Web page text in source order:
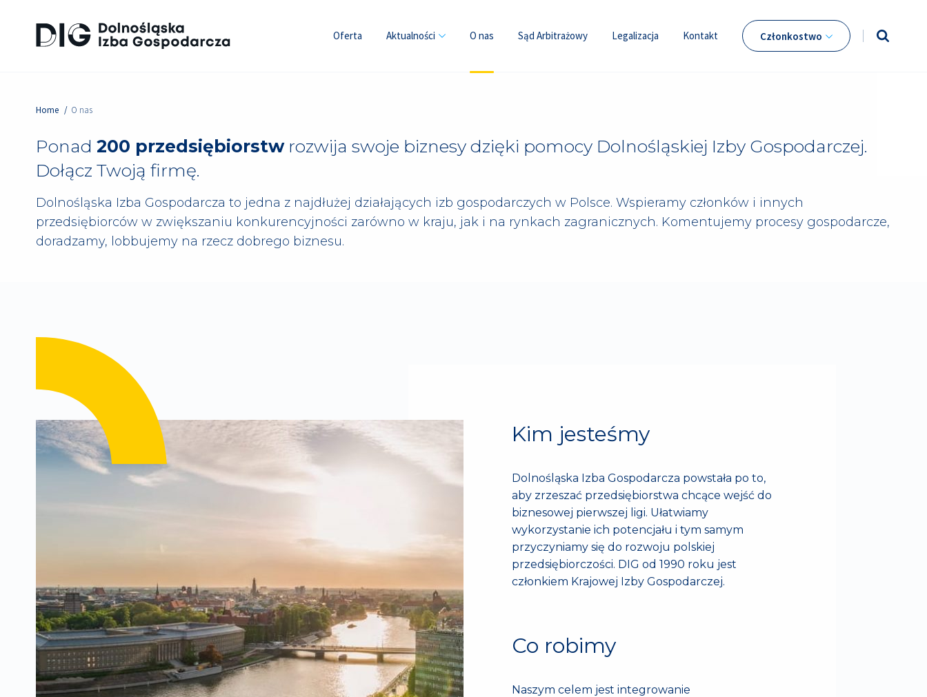
Oferta Aktualności O nas Sąd Arbitrażowy Legalizacja Kontakt Członkostwo
Home O nas
Ponad 200 przedsiębiorstwrozwija swoje biznesy dzięki pomocy Dolnośląskiej Izby Gospodarczej.
Dołącz Twoją firmę.
Dolnośląska Izba Gospodarcza to jedna z najdłużej działających izb gospodarczych w Polsce. Wspieramy członków i innych
przedsiębiorców w zwiększaniu konkurencyjności zarówno w kraju, jak i na rynkach zagranicznych. Komentujemy procesy gospodarcze,
doradzamy, lobbujemy na rzecz dobrego biznesu.
Kim jesteśmy
Dolnośląska Izba Gospodarcza powstała po to,
aby zrzeszać przedsiębiorstwa chcące wejść do
biznesowej pierwszej ligi. Ułatwiamy
wykorzystanie ich potencjału i tym samym
przyczyniamy się do rozwoju polskiej
przedsiębiorczości. DIG od 1990 roku jest
członkiem Krajowej Izby Gospodarczej.
Co robimy
Naszym celem jest integrowanie